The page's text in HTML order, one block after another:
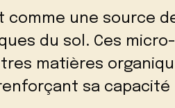
comme une source
du sol. Ces
matières
sa capacité